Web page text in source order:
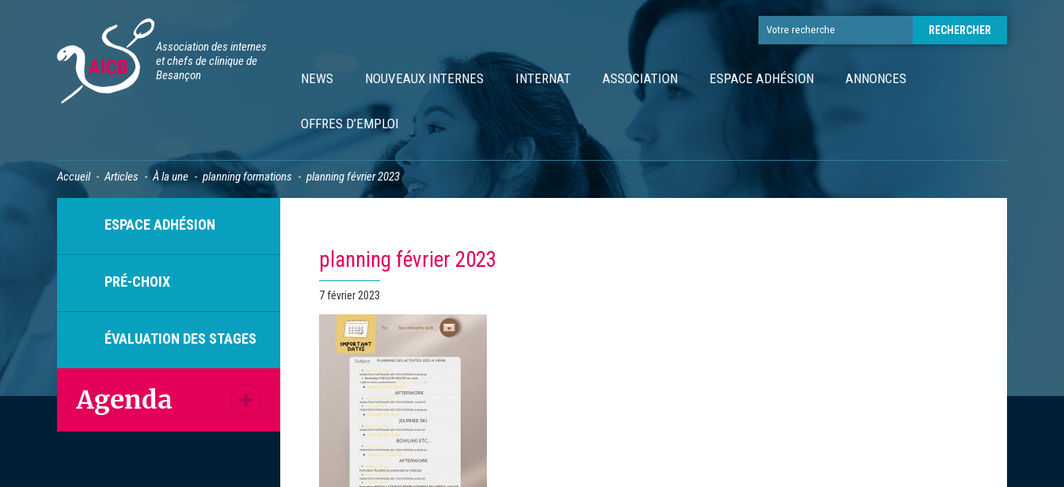
Association des internes
et chefs de clinique de
Besançon
NEWS NOUVEAUX INTERNES INTERNAT ASSOCIATION ESPACE ADHÉSION ANNONCES
OFFRES D’EMPLOI
Accueil Articles À la une planning formations planning février 2023
ESPACE ADHÉSION
PRÉ-CHOIX
ÉVALUATION DES STAGES
Agenda
planning février 2023
Publié
7 février 2023